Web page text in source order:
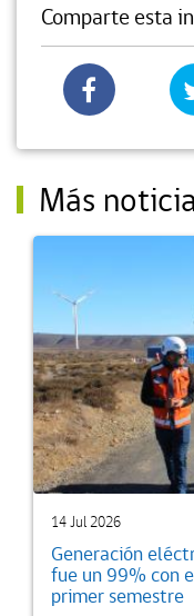
Comparte esta
Más
14 Jul 2026
Generación
fue un 99% con
primer semestre